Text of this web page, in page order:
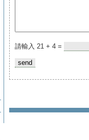
請輸入 21 + 4 =